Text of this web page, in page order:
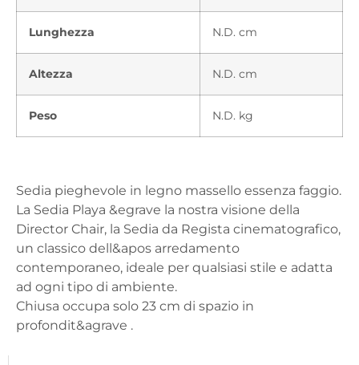
Lunghezza N.D. cm
Altezza N.D. cm
Peso N.D. kg
Sedia pieghevole in legno massello essenza faggio.
La Sedia Playa &egrave la nostra visione della
Director Chair, la Sedia da Regista cinematografico,
un classico dell&apos arredamento
contemporaneo, ideale per qualsiasi stile e adatta
ad ogni tipo di ambiente.
Chiusa occupa solo 23 cm di spazio in
profondit&agrave .